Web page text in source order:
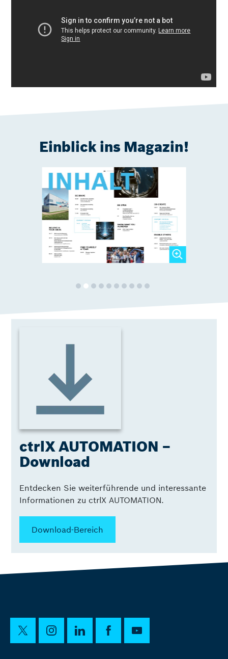
Einblick ins Magazin!
ctrlX AUTOMATION –
Download
Entdecken Sie weiterführende und interessante
Informationen zu ctrlX AUTOMATION.
Download-Bereich